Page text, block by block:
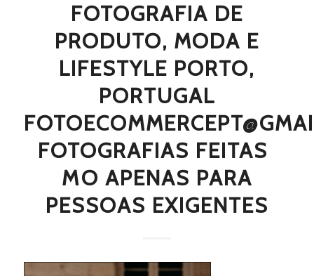
FOTOGRAFIA DE
PRODUTO, MODA E
LIFESTYLE PORTO,
PORTUGAL
FOTOGRAFIAS FEITAS 
MO APENAS PARA
PESSOAS EXIGENTES